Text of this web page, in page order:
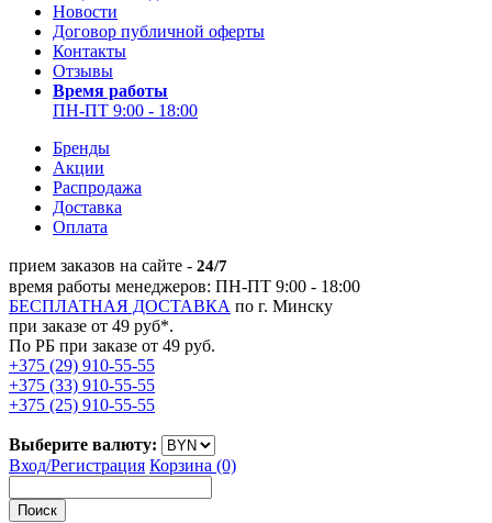
Новости
Договор публичной оферты
Контакты
Отзывы
Время работы
ПН-ПТ 9:00 - 18:00
Бренды
Акции
Распродажа
Доставка
Оплата
прием заказов на сайте - 24/7
время работы менеджеров: ПН-ПТ 9:00 - 18:00
БЕСПЛАТНАЯ ДОСТАВКА по г. Минску
при заказе от 49 руб*.
По РБ при заказе от 49 руб.
+375 (29) 910-55-55
+375 (33) 910-55-55
+375 (25) 910-55-55
Выберите валюту:
Вход/Регистрация Корзина (0)
Поиск